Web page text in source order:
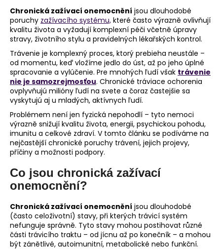
Chronická zažívací onemocnění jsou dlouhodobé
poruchy zažívacího systému, které často výrazně ovlivňují
kvalitu života a vyžadují komplexní péči včetně úpravy
stravy, životního stylu a pravidelných lékařských kontrol.
Trávenie je komplexný proces, ktorý prebieha neustále –
od momentu, keď vložíme jedlo do úst, až po jeho úplné
spracovanie a vylúčenie. Pre mnohých ľudí však trávenie
nie je samozrejmosťou. Chronické tráviace ochorenia
ovplyvňujú milióny ľudí na svete a čoraz častejšie sa
vyskytujú aj u mladých, aktívnych ľudí.
Problémem není jen fyzická nepohodlí – tyto nemoci
výrazně snižují kvalitu života, energii, psychickou pohodu,
imunitu a celkové zdraví. V tomto článku se podíváme na
nejčastější chronické poruchy trávení, jejich projevy,
příčiny a možnosti podpory.
Co jsou chronická zažívací
onemocnění?
Chronická zažívací onemocnění jsou dlouhodobé
(často celoživotní) stavy, při kterých trávicí systém
nefunguje správně. Tyto stavy mohou postihovat různé
části trávicího traktu – od jícnu až po konečník – a mohou
být zánětlivé, autoimunitní, metabolické nebo funkční.
?
HLEDAT
D
o
p
o
r
u
č
u
j
m
e